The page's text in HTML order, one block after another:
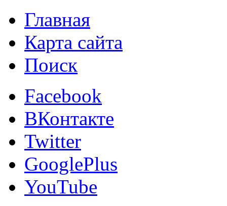
Главная
Карта сайта
Поиск
Facebook
ВКонтакте
Twitter
GooglePlus
YouTube